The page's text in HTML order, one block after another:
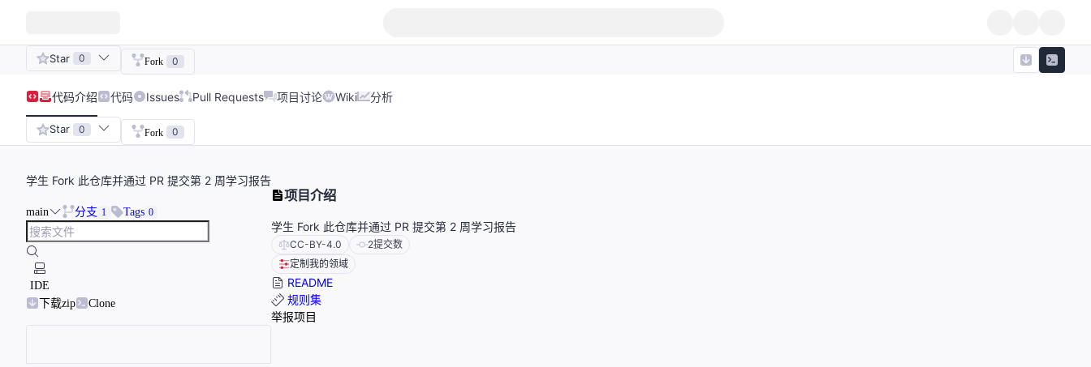
Star 0 Fork 0
代码介绍 代码 Issues Pull Requests 项目讨论 Wiki 分析
Star 0 Fork 0
学生 Fork 此仓库并通过 PR 提交第 2 周学习报告
main 分支 1 Tags 0
IDE
下载zip
Clone
项目介绍
学生 Fork 此仓库并通过 PR 提交第 2 周学习报告
CC-BY-4.0 2提交数
定制我的领域
README
规则集
举报项目